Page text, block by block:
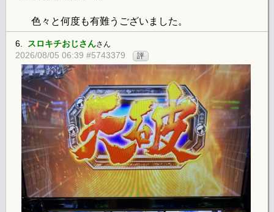
色々と何度も有難うございました。
6. スロキチおじさんさん
2026/08/05 06:39 #5743379 評